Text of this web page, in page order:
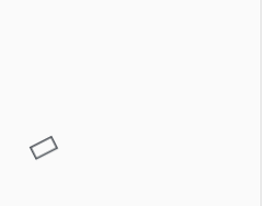
Verpassen Sie keinen